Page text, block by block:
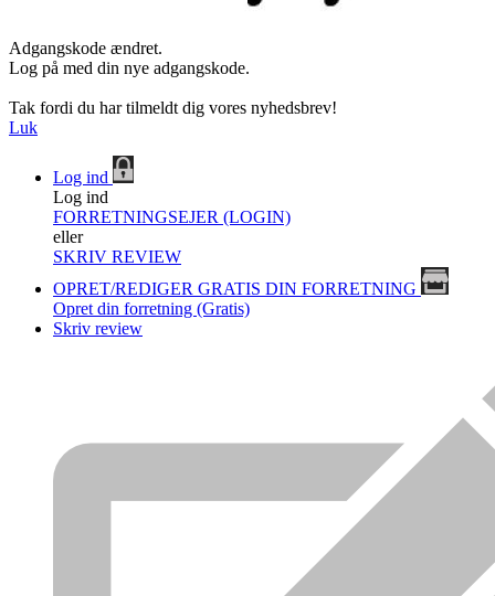
Adgangskode ændret.
Log på med din nye adgangskode.
Tak fordi du har tilmeldt dig vores nyhedsbrev!
Luk
Log ind
Log ind
FORRETNINGSEJER (LOGIN)
eller
SKRIV REVIEW
OPRET/REDIGER GRATIS DIN FORRETNING
Opret din forretning (Gratis)
Skriv review